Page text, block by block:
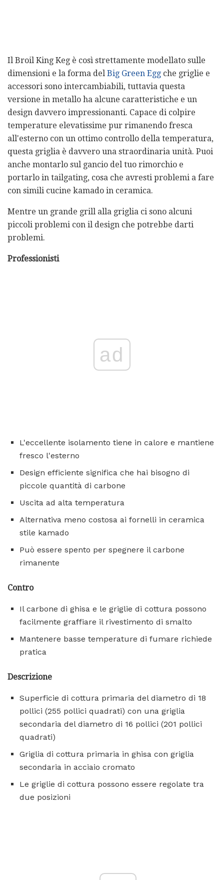
Il Broil King Keg è così strettamente modellato sulle
dimensioni e la forma del Big Green Egg che griglie e
accessori sono intercambiabili, tuttavia questa
versione in metallo ha alcune caratteristiche e un
design davvero impressionanti. Capace di colpire
temperature elevatissime pur rimanendo fresca
all'esterno con un ottimo controllo della temperatura,
questa griglia è davvero una straordinaria unità. Puoi
anche montarlo sul gancio del tuo rimorchio e
portarlo in tailgating, cosa che avresti problemi a fare
con simili cucine kamado in ceramica.
Mentre un grande grill alla griglia ci sono alcuni
piccoli problemi con il design che potrebbe darti
problemi.
Professionisti
ad
L'eccellente isolamento tiene in calore e mantiene
fresco l'esterno
Design efficiente significa che hai bisogno di
piccole quantità di carbone
Uscita ad alta temperatura
Alternativa meno costosa ai fornelli in ceramica
stile kamado
Può essere spento per spegnere il carbone
rimanente
Contro
Il carbone di ghisa e le griglie di cottura possono
facilmente graffiare il rivestimento di smalto
Mantenere basse temperature di fumare richiede
pratica
Descrizione
Superficie di cottura primaria del diametro di 18
pollici (255 pollici quadrati) con una griglia
secondaria del diametro di 16 pollici (201 pollici
quadrati)
Griglia di cottura primaria in ghisa con griglia
secondaria in acciaio cromato
Le griglie di cottura possono essere regolate tra
due posizioni